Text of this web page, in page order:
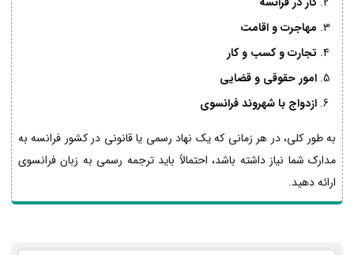
مهاجرت و اقامت
تجارت و کسب و کار
امور حقوقی و قضایی
ازدواج با شهروند فرانسوی
به طور کلی، در هر زمانی که یک نهاد رسمی یا قانونی در کشور فرانسه به
مدارک شما نیاز داشته باشد، احتمالاً باید ترجمه رسمی به زبان فرانسوی
ارائه دهید.